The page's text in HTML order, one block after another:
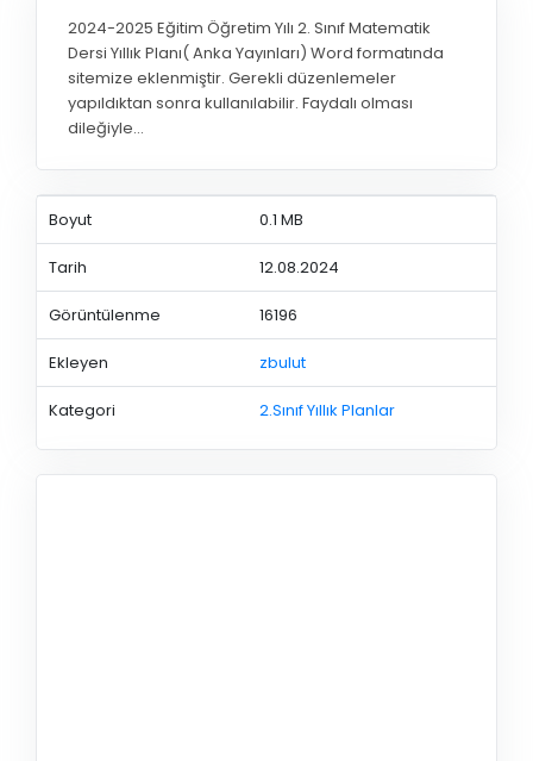
2024-2025 Eğitim Öğretim Yılı 2. Sınıf Matematik
Dersi Yıllık Planı( Anka Yayınları) Word formatında
sitemize eklenmiştir. Gerekli düzenlemeler
yapıldıktan sonra kullanılabilir. Faydalı olması
dileğiyle…
Boyut 0.1 MB
Tarih 12.08.2024
Görüntülenme 16196
Ekleyen zbulut
Kategori 2.Sınıf Yıllık Planlar